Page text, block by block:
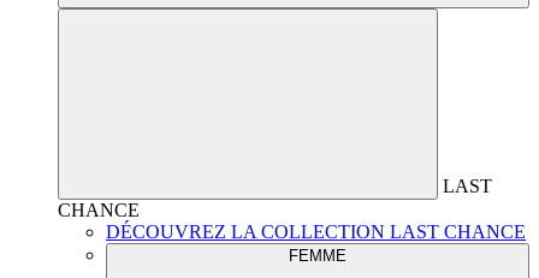
LAST
CHANCE
DÉCOUVREZ LA COLLECTION LAST CHANCE
FEMME